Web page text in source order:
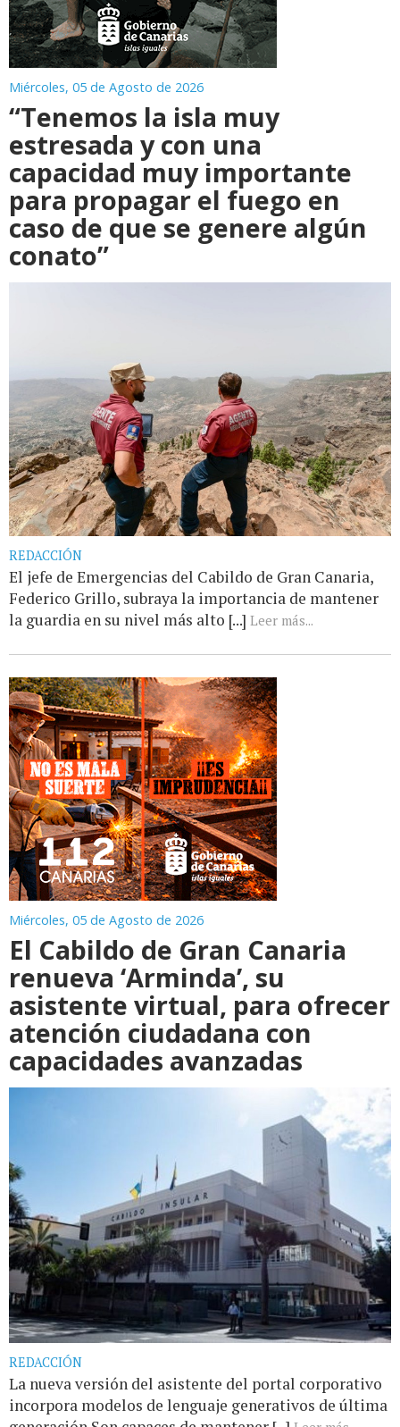
Miércoles, 05 de Agosto de 2026
“Tenemos la isla muy
estresada y con una
capacidad muy importante
para propagar el fuego en
caso de que se genere algún
conato”
REDACCIÓN
El jefe de Emergencias del Cabildo de Gran Canaria,
Federico Grillo, subraya la importancia de mantener
la guardia en su nivel más alto [...] Leer más...
Miércoles, 05 de Agosto de 2026
El Cabildo de Gran Canaria
renueva ‘Arminda’, su
asistente virtual, para ofrecer
atención ciudadana con
capacidades avanzadas
REDACCIÓN
La nueva versión del asistente del portal corporativo
incorpora modelos de lenguaje generativos de última